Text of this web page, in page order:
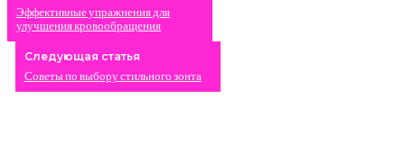
Эффективные упражнения для
улучшения кровообращения
Следующая статья
Советы по выбору стильного зонта